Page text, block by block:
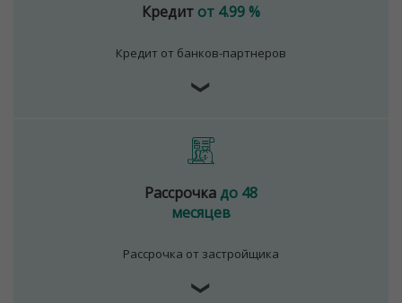
Кредит от 4.99 %
Кредит от банков-партнеров
❯
Рассрочкадо 48
месяцев
Рассрочка от застройщика
❯